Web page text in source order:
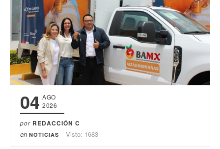
04 AGO
2026
por REDACCIÓN C
en NOTICIAS Visto: 1683